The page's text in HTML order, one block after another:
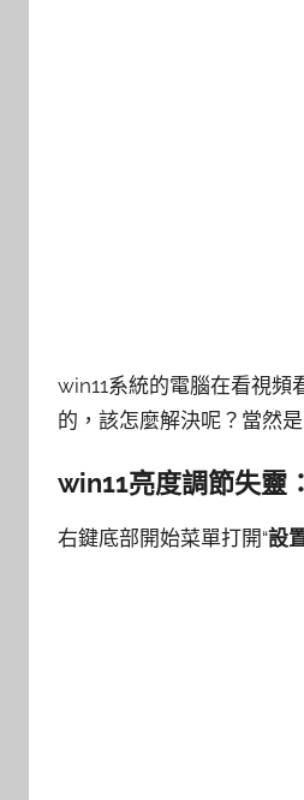
win11系統的電腦在看視頻
的，該怎麼解決呢？當然
win11亮度調節失靈：
右鍵底部開始菜單打開“設